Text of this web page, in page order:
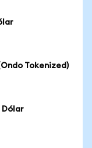
Tokenized)
Dólar